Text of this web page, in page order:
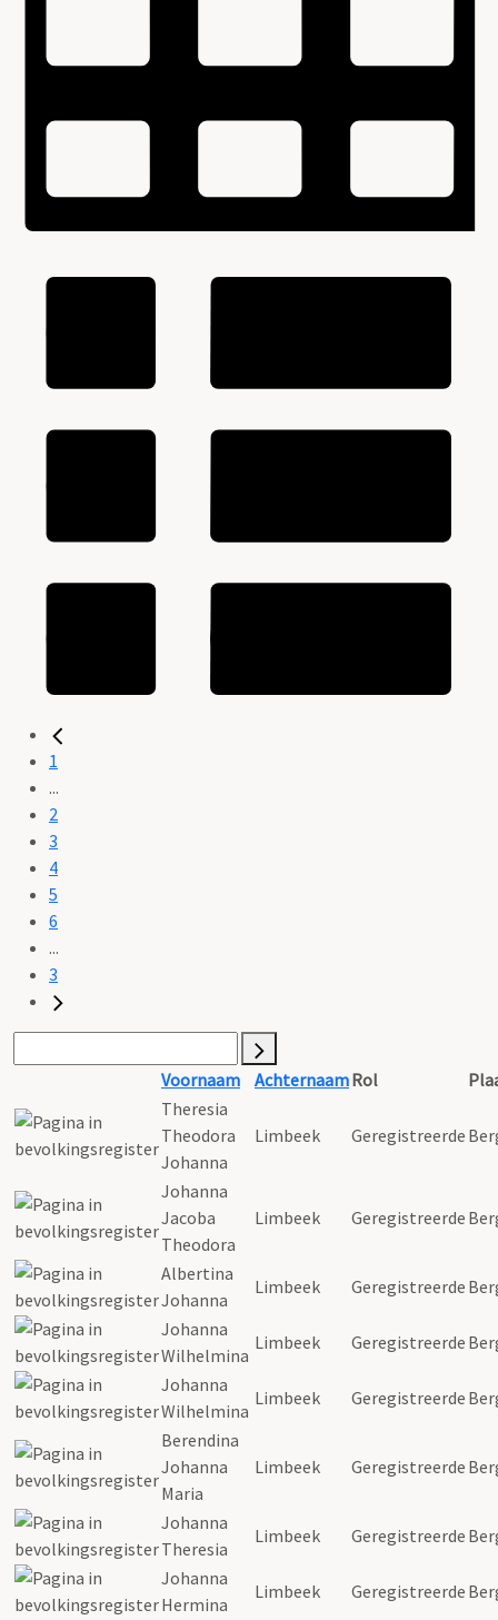
1
...
2
3
4
5
6
...
3
Voornaam AchternaamRol
Theresia
Theodora
Johanna
Limbeek Geregistreerde
Johanna
Jacoba
Theodora
Limbeek Geregistreerde
Albertina
Johanna
Limbeek Geregistreerde
Johanna
Wilhelmina
Limbeek Geregistreerde
Johanna
Wilhelmina
Limbeek Geregistreerde
Berendina
Johanna
Maria
Limbeek Geregistreerde
Johanna
Theresia
Limbeek Geregistreerde
Johanna
Hermina
Limbeek Geregistreerde